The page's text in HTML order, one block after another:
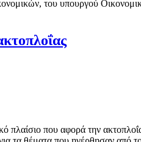
του υπουργού
πλαίσιο που αφορά την